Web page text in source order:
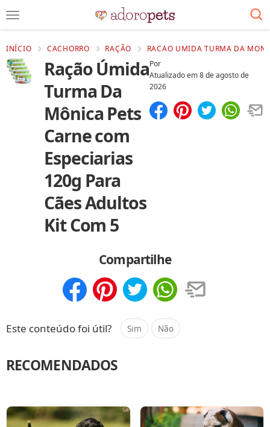
INÍCIO CACHORRO RAÇÃO RACAO UMIDA TURMA DA
Ração Úmida
Turma Da
Mônica Pets
Carne com
Especiarias
120g Para
Cães Adultos
Kit Com 5
Por
Atualizado em8 de agosto de
2026
Compartilhe
Este conteúdo foi útil? Sim Não
RECOMENDADOS